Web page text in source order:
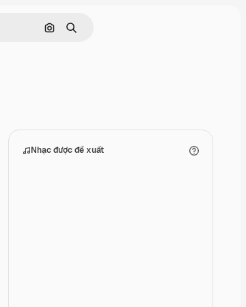
Tìm kiếm bằng hình ảnh
Tìm kiếm
Nhạc được đề xuất